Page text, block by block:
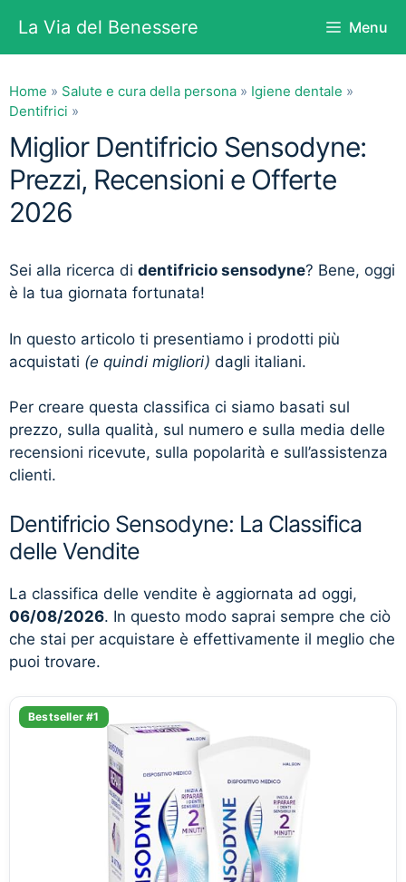
contenuto
La Via del Benessere Menu
Home » Salute e cura della persona » Igiene dentale »
Dentifrici »
Miglior Dentifricio Sensodyne:
Prezzi, Recensioni e Offerte
2026
Sei alla ricerca di dentifricio sensodyne? Bene, oggi
è la tua giornata fortunata!
In questo articolo ti presentiamo i prodotti più
acquistati (e quindi migliori) dagli italiani.
Per creare questa classifica ci siamo basati sul
prezzo, sulla qualità, sul numero e sulla media delle
recensioni ricevute, sulla popolarità e sull’assistenza
clienti.
Dentifricio Sensodyne: La Classifica
delle Vendite
La classifica delle vendite è aggiornata ad oggi,
06/08/2026. In questo modo saprai sempre che ciò
che stai per acquistare è effettivamente il meglio che
puoi trovare.
Bestseller #1